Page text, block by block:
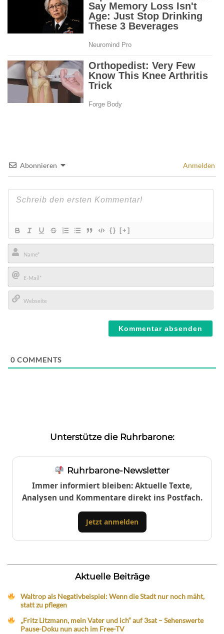
Abonnieren Anmelden
{} [+]
Name*
E-
Mail*
0 COMMENTS
Unterstütze die Ruhrbarone:
Ruhrbarone-Newsletter
Immer informiert bleiben: Aktuelle Texte,
Analysen und Kommentare direkt ins Postfach.
Jetzt anmelden
Aktuelle Beiträge
Waltrop als Negativbeispiel: Wenn die Stadt nur noch mäht,
statt zu pflegen
„Fritz Litzmann, mein Vater und ich“ auf 3sat – Sehenswerte
Pause-Doku nun auch im Free-TV